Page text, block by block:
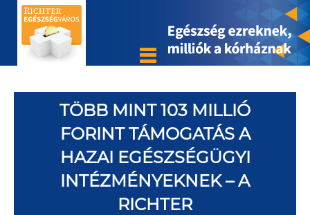
TÖBB MINT 103 MILLIÓ
FORINT TÁMOGATÁS A
HAZAI EGÉSZSÉGÜGYI
INTÉZMÉNYEKNEK – A
RICHTER